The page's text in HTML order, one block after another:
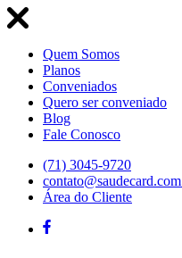
Quem Somos
Planos
Conveniados
Quero ser conveniado
Blog
Fale Conosco
(71) 3045-9720
Área do Cliente